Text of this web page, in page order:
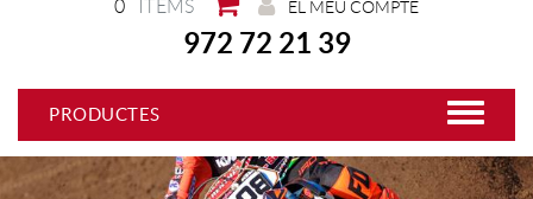
0 ITEMS EL MEU COMPTE
972 72 21 39
PRODUCTES